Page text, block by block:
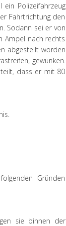
ein Polizeifahrzeug
Fahrtrichtung den
Sodann sei er von
Ampel nach rechts
abgestellt worden
gewunken.
dass er mit 80
Gründen
sie binnen der